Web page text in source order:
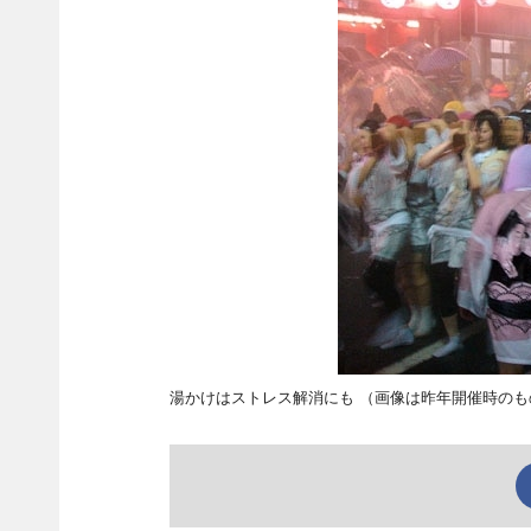
湯かけはストレス解消にも （画像は昨年開催時の